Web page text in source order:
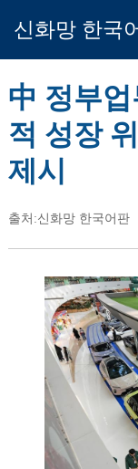
신화망 한국
中 정부
적 성장
제시
출처:신화망 한국어판